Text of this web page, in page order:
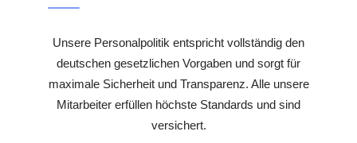
Unsere Personalpolitik entspricht vollständig den
deutschen gesetzlichen Vorgaben und sorgt für
maximale Sicherheit und Transparenz. Alle unsere
Mitarbeiter erfüllen höchste Standards und sind
versichert.